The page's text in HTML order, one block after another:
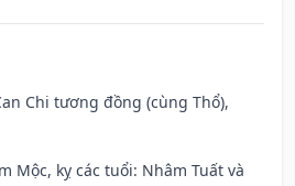
Chi tương đồng (cùng Thổ),
Mộc, kỵ các tuổi: Nhâm Tuất và